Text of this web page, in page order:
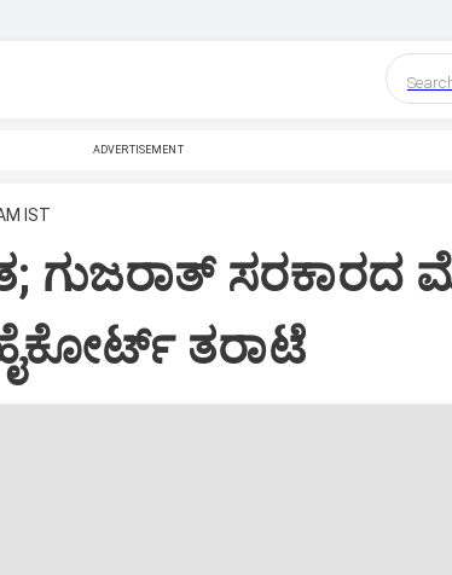
ADVERTISEMENT
IST
ಗುಜರಾತ್‌ ಸರಕಾರದ
ತರಾಟೆ